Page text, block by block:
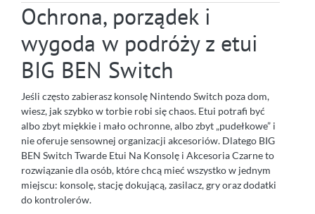
Ochrona, porządek i
wygoda w podróży z etui
BIG BEN Switch
Jeśli często zabierasz konsolę Nintendo Switch poza dom,
wiesz, jak szybko w torbie robi się chaos. Etui potrafi być
albo zbyt miękkie i mało ochronne, albo zbyt „pudełkowe” i
nie oferuje sensownej organizacji akcesoriów. Dlatego BIG
BEN Switch Twarde Etui Na Konsolę i Akcesoria Czarne to
rozwiązanie dla osób, które chcą mieć wszystko w jednym
miejscu: konsolę, stację dokującą, zasilacz, gry oraz dodatki
do kontrolerów.